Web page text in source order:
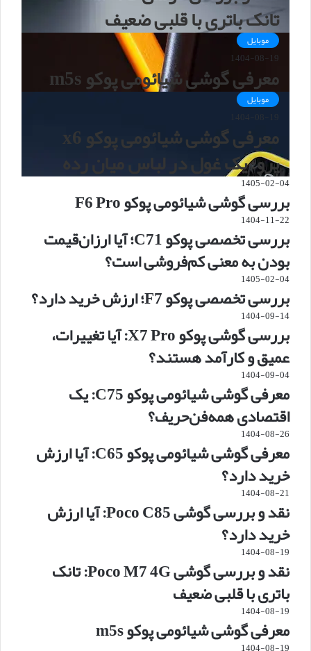
تانک باتری با قلبی ضعیف
موبایل
1404-08-19
معرفی گوشی شیائومی پوکو m5s
موبایل
1404-08-19
معرفی گوشی شیائومی پوکو x6
پرو؛ یک غول در لباس میان رده
1405-02-04
بررسی گوشی شیائومی پوکو F6 Pro
1404-11-22
بررسی تخصصی پوکو C71؛ آیا ارزان‌قیمت
بودن به معنی کم‌فروشی است؟
1405-02-04
بررسی تخصصی پوکو F7؛ ارزش خرید دارد؟
1404-09-14
بررسی گوشی پوکو X7 Pro: آیا تغییرات،
عمیق و کارآمد هستند؟
1404-09-04
معرفی گوشی شیائومی پوکو C75: یک
اقتصادی همه‌فن‌حریف؟
1404-08-26
معرفی گوشی شیائومی پوکو C65: آیا ارزش
خرید دارد؟
1404-08-21
نقد و بررسی گوشی Poco C85: آیا ارزش
خرید دارد؟
1404-08-19
نقد و بررسی گوشی Poco M7 4G: تانک
باتری با قلبی ضعیف
1404-08-19
معرفی گوشی شیائومی پوکو m5s